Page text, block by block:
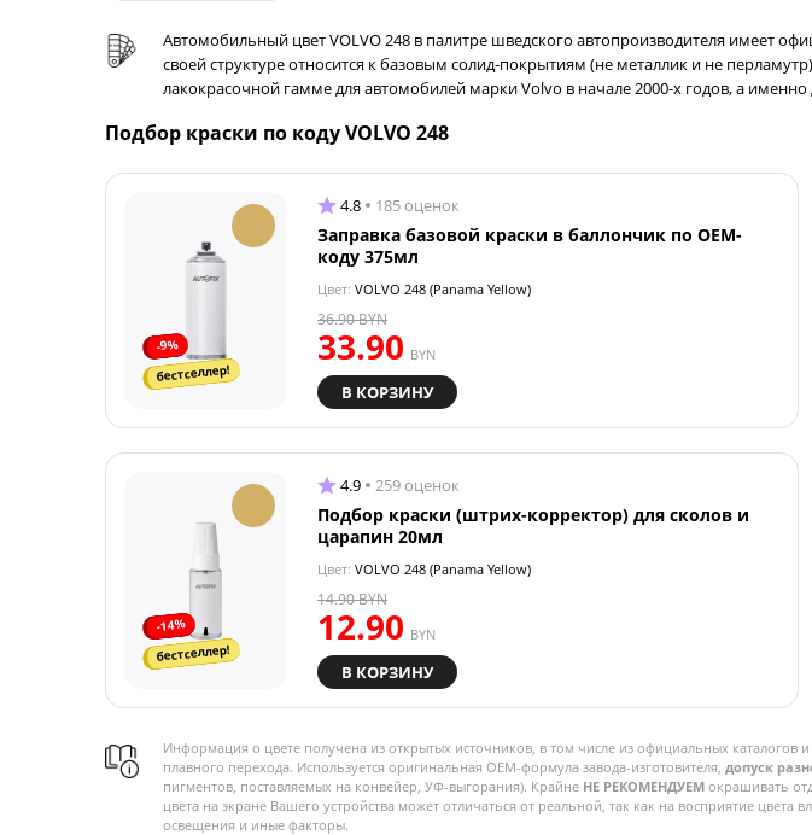
Автомобильный цвет VOLVO 248 в палитре шведского автопроизводителя имеет
своей структуре относится к базовым солид-покрытиям (не металлик и не
лакокрасочной гамме для автомобилей марки Volvo в начале 2000-х годов, а именно
Подбор краски по коду VOLVO 248
-9%
бестселлер!
4.8 185 оценок
Заправка базовой краски в баллончик по OEM-
коду 375мл
Цвет: VOLVO 248 (Panama Yellow)
33.90 BYN
36.90BYN
В КОРЗИНУ
-14%
бестселлер!
4.9 259 оценок
Подбор краски (штрих-корректор) для сколов и
царапин 20мл
Цвет: VOLVO 248 (Panama Yellow)
12.90 BYN
14.90BYN
В КОРЗИНУ
Информация о цвете получена из открытых источников, в том числе из официальных каталогов
плавного перехода. Используется оригинальная OEM-формула завода-изготовителя, допуск
пигментов, поставляемых на конвейер, УФ-выгорания). Крайне НЕ РЕКОМЕНДУЕМ окрашивать
цвета на экране Вашего устройства может отличаться от реальной, так как на восприятие цвета
освещения и иные факторы.